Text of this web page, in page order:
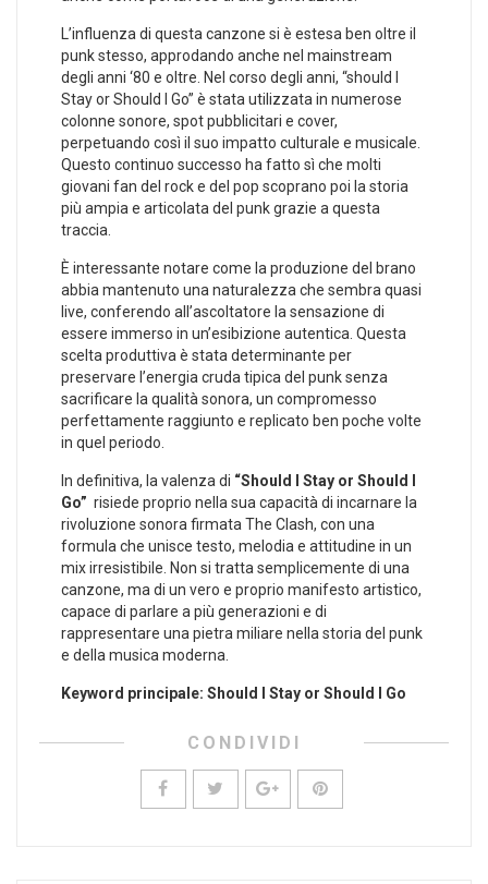
L’influenza di questa ⁣canzone si è estesa⁤ ben⁣ oltre ‌il
punk⁣ stesso, approdando anche nel mainstream
degli anni ‘80​ e​ oltre.​ Nel corso degli⁢ anni, “should I
Stay or Should I Go” è stata ​utilizzata⁢ in numerose
colonne​ sonore, spot ⁤pubblicitari e cover,⁢
perpetuando così il suo impatto culturale e‌ musicale.⁤
Questo continuo successo ha ‍fatto sì che molti
⁤giovani fan del ⁣rock e del pop scoprano poi la storia
più ampia e ​articolata⁢ del⁣ punk grazie ​a⁢ questa
traccia.
È ‌interessante notare come la produzione del⁣ brano
abbia mantenuto una naturalezza che sembra quasi‍
live, conferendo all’ascoltatore la⁣ sensazione di
essere ‍immerso in un’esibizione autentica.⁢ Questa
scelta produttiva è stata determinante⁣ per
preservare l’energia⁢ cruda tipica del punk ⁣senza
sacrificare​ la ⁢qualità sonora, un⁣ compromesso⁤
perfettamente raggiunto e replicato ⁤ben poche volte
in quel periodo.
In‌ definitiva, ​la‌ valenza di “Should I Stay or Should‌ I
Go” ‌ risiede proprio ⁣nella sua capacità di incarnare la
⁢rivoluzione sonora firmata The Clash, con una⁣
formula che unisce testo,⁤ melodia e attitudine in​ un
mix ⁣irresistibile. Non si tratta semplicemente di‌ una
canzone,⁢ ma di un vero e proprio manifesto artistico,
capace di parlare a più generazioni e di
rappresentare una pietra ​miliare ⁤nella storia ​del punk
e della musica ‌moderna.
Keyword principale: Should I Stay or Should I Go
CONDIVIDI